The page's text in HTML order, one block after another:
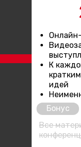
Все
Бонус
К
идей